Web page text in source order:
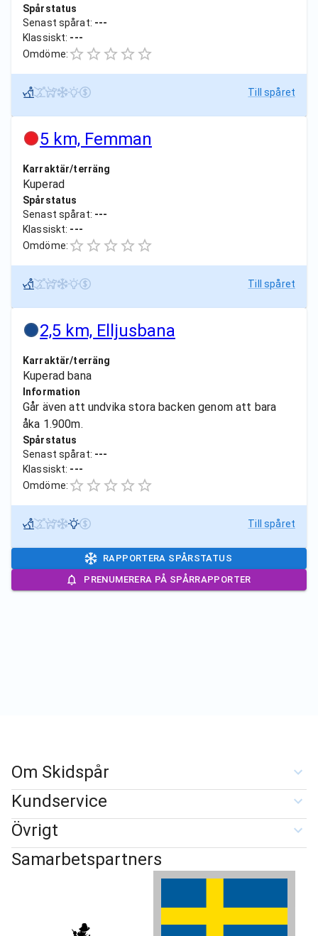
Spårstatus
Senast spårat: ---
Klassiskt: ---
Omdöme:
Till spåret
5 km, Femman
Karraktär/terräng
Kuperad
Spårstatus
Senast spårat: ---
Klassiskt: ---
Omdöme:
Till spåret
2,5 km, Elljusbana
Karraktär/terräng
Kuperad bana
Information
Går även att undvika stora backen genom att bara
åka 1.900m.
Spårstatus
Senast spårat: ---
Klassiskt: ---
Omdöme:
Till spåret
RAPPORTERA SPÅRSTATUS
PRENUMERERA PÅ SPÅRRAPPORTER
Om Skidspår
Kundservice
Övrigt
Samarbetspartners